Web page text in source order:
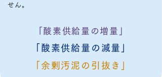
せん。
「酸素供給量の増量」
「酸素供給量の減量」
「余剰汚泥の引抜き」